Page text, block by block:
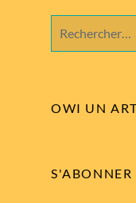
OWI UN